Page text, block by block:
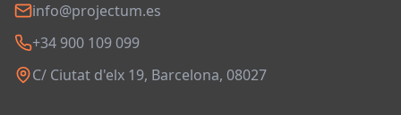
info@projectum.es
+34 900 109 099
C/ Ciutat d'elx 19, Barcelona, 08027